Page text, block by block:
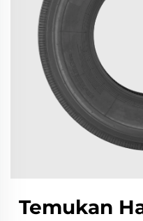
Temukan